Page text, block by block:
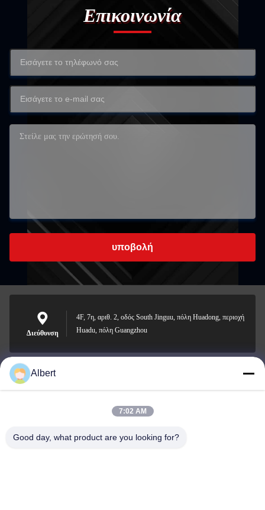
Επικοινωνία
υποβολή
Διεύθυνση
4F, 7η, αριθ. 2, οδός South Jinguu, πόλη Huadong, περιοχή
Huadu, πόλη Guangzhou
james@yimiautoparts.com
Albert
7:02 AM
Good day, what product are you looking for?